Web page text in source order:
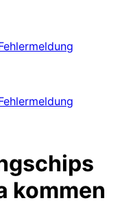
kommen